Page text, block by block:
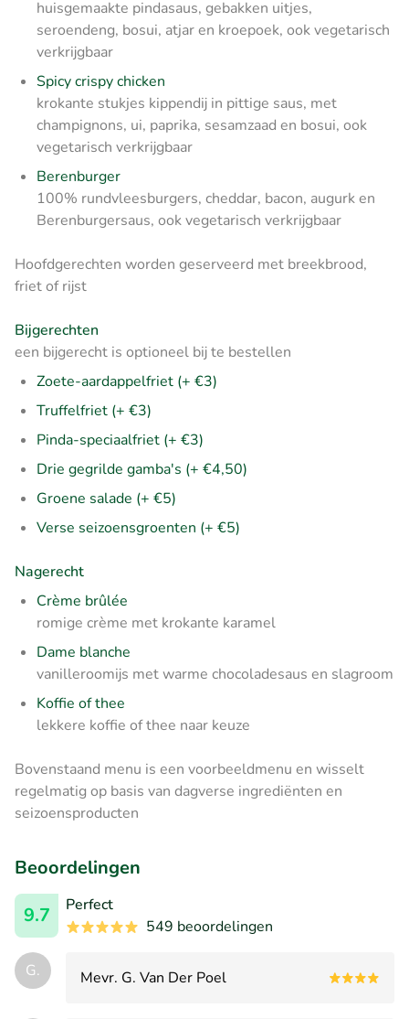
huisgemaakte pindasaus, gebakken uitjes,
seroendeng, bosui, atjar en kroepoek, ook vegetarisch
verkrijgbaar
Spicy crispy chicken
krokante stukjes kippendij in pittige saus, met
champignons, ui, paprika, sesamzaad en bosui, ook
vegetarisch verkrijgbaar
Berenburger
100% rundvleesburgers, cheddar, bacon, augurk en
Berenburgersaus, ook vegetarisch verkrijgbaar
Hoofdgerechten worden geserveerd met breekbrood,
friet of rijst
Bijgerechten
een bijgerecht is optioneel bij te bestellen
Zoete-aardappelfriet (+ €3)
Truffelfriet (+ €3)
Pinda-speciaalfriet (+ €3)
Drie gegrilde gamba's (+ €4,50)
Groene salade (+ €5)
Verse seizoensgroenten (+ €5)
Nagerecht
Crème brûlée
romige crème met krokante karamel
Dame blanche
vanilleroomijs met warme chocoladesaus en slagroom
Koffie of thee
lekkere koffie of thee naar keuze
Bovenstaand menu is een voorbeeldmenu en wisselt
regelmatig op basis van dagverse ingrediënten en
seizoensproducten
Beoordelingen
9.7
Perfect
549 beoordelingen
G. Mevr. G. Van Der Poel